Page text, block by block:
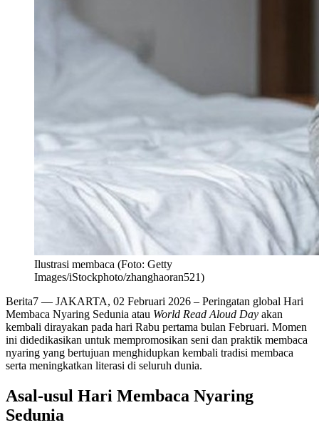
Ilustrasi membaca (Foto: Getty
Images/iStockphoto/zhanghaoran521)
Berita7 — JAKARTA, 02 Februari 2026 – Peringatan global Hari
Membaca Nyaring Sedunia atau World Read Aloud Day akan
kembali dirayakan pada hari Rabu pertama bulan Februari. Momen
ini didedikasikan untuk mempromosikan seni dan praktik membaca
nyaring yang bertujuan menghidupkan kembali tradisi membaca
serta meningkatkan literasi di seluruh dunia.
Asal-usul Hari Membaca Nyaring
Sedunia